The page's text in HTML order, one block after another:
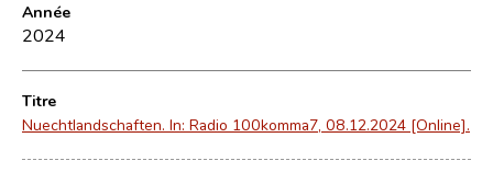
Année
2024
Titre
Nuechtlandschaften. In: Radio 100komma7, 08.12.2024 [Online].